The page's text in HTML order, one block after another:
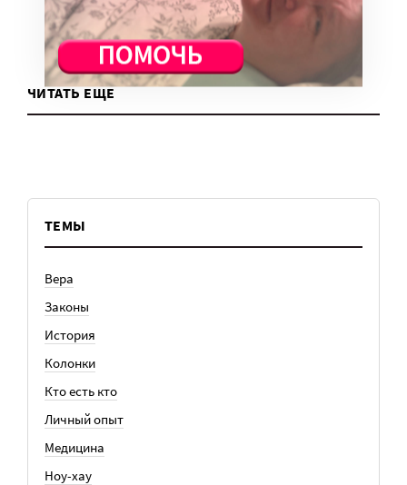
ЧИТАТЬ ЕЩЕ
ТЕМЫ
Вера
Законы
История
Колонки
Кто есть кто
Личный опыт
Медицина
Ноу-хау